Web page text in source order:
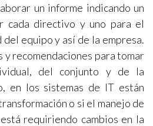
un informe indicando un
cada directivo y uno para el
equipo y así de la empresa.
y recomendaciones para tomar
del conjunto y de la
en los sistemas de IT están
o si el manejo de
requiriendo cambios en la